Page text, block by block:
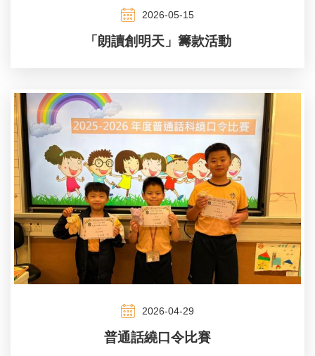
2026-05-15
「朗讀創明天」籌款活動
2026-04-29
普通話繞口令比賽